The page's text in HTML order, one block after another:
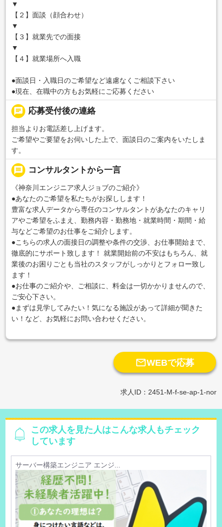
▼
【２】面談（顔合わせ）
▼
【３】就業先での面接
▼
【４】就業場所へ入職
●面談日・入職日のご希望など遠慮なくご相談下さい
●現在、在職中の方もお気軽にご応募ください
chat 応募受付後の連絡
担当よりお電話差し上げます。
ご希望やご要望をお伺いした上で、面談日のご案内をいたしま
す。
message コンサルタントから一言
《神奈川エンジニア求人ジョブのご紹介》
●あなたのご希望を私たちがお探しします！
豊富な求人データから専任のコンサルタントがあなたのキャリ
アやご希望をふまえ、勤務内容・勤務地・就業時間・期間・給
与などご希望のお仕事をご紹介します。
●こちらの求人の面接日の調整や条件の交渉、お仕事開始まで、
徹底的にサポート致します！ 就業開始前の不安はもちろん、就
業後のお困りごとも当社のスタッフがしっかりとフォロー致し
ます！
●お仕事のご紹介や、ご相談に、料金は一切かかりませんので、
ご安心下さい。
●まずは見学してみたい！気になる施設があって詳細が聞きた
い！など、お気軽にお問い合わせください。
WEBで応募
求人ID：2451-M-f-se-ap-1-nor
この求人を見た人はこんな求人もチェック
しています
サーバー構築エンジニア エンジ...